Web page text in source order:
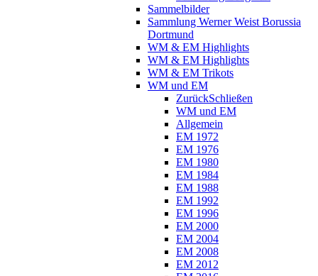
Sammelbilder
Sammlung Werner Weist Borussia
Dortmund
WM & EM Highlights
WM & EM Highlights
WM & EM Trikots
WM und EM
ZurückSchließen
WM und EM
Allgemein
EM 1972
EM 1976
EM 1980
EM 1984
EM 1988
EM 1992
EM 1996
EM 2000
EM 2004
EM 2008
EM 2012